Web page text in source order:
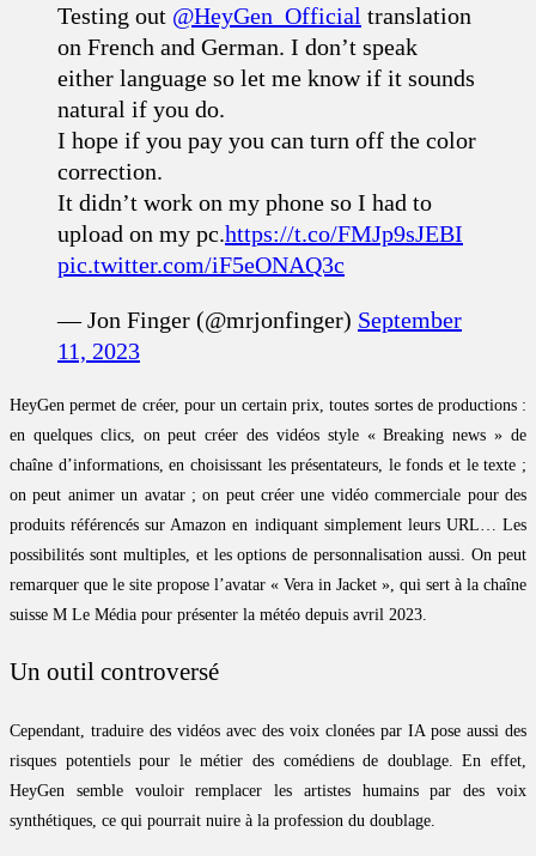
Testing out @HeyGen_Official translation
on French and German. I don’t speak
either language so let me know if it sounds
natural if you do.
I hope if you pay you can turn off the color
correction.
It didn’t work on my phone so I had to
upload on my pc.https://t.co/FMJp9sJEBI
pic.twitter.com/iF5eONAQ3c
— Jon Finger (@mrjonfinger) September
11, 2023
HeyGen permet de créer, pour un certain prix, toutes sortes de productions :
en quelques clics, on peut créer des vidéos style « Breaking news » de
chaîne d’informations, en choisissant les présentateurs, le fonds et le texte ;
on peut animer un avatar ; on peut créer une vidéo commerciale pour des
produits référencés sur Amazon en indiquant simplement leurs URL… Les
possibilités sont multiples, et les options de personnalisation aussi. On peut
remarquer que le site propose l’avatar « Vera in Jacket », qui sert à la chaîne
suisse M Le Média pour présenter la météo depuis avril 2023.
Un outil controversé
Cependant, traduire des vidéos avec des voix clonées par IA pose aussi des
risques potentiels pour le métier des comédiens de doublage. En effet,
HeyGen semble vouloir remplacer les artistes humains par des voix
synthétiques, ce qui pourrait nuire à la profession du doublage.